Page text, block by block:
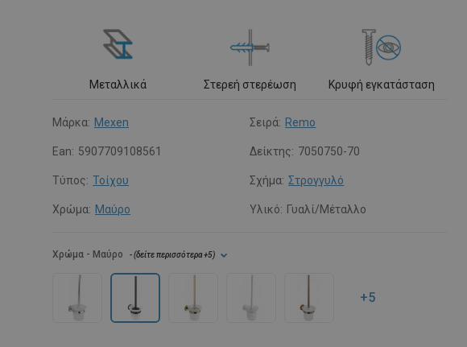
Μεταλλικά Στερεή στερέωση Κρυφή εγκατάσταση
Μάρκα: Mexen Σειρά: Remo
Ean: 5907709108561 Δείκτης: 7050750-70
Τύπος: Τοίχου Σχήμα: Στρογγυλό
Χρώμα: Μαύρο Υλικό: Γυαλί/Μέταλλο
Χρώμα - Μαύρο - (δείτε περισσότερα+5)
+5